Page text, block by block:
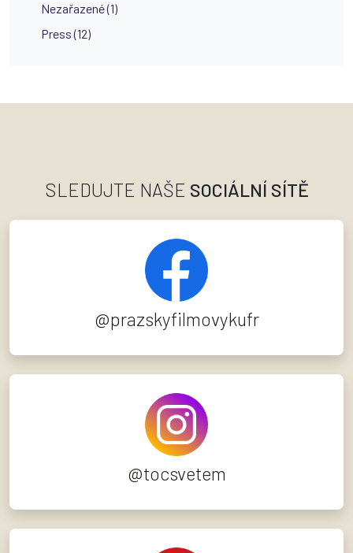
Nezařazené (1)
Press (12)
SLEDUJTE NAŠE SOCIÁLNÍ SÍTĚ
@prazskyfilmovykufr
@tocsvetem